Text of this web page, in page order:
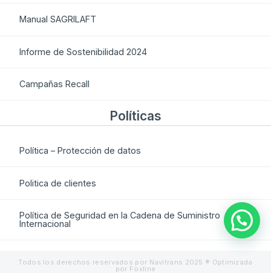
Manual SAGRILAFT
Informe de Sostenibilidad 2024
Campañas Recall
Políticas
Política – Protección de datos
Politica de clientes
Política de Seguridad en la Cadena de Suministro
Internacional
Todos los derechos reservados por Navitrans 2025 ® Optimizada
por Foxline